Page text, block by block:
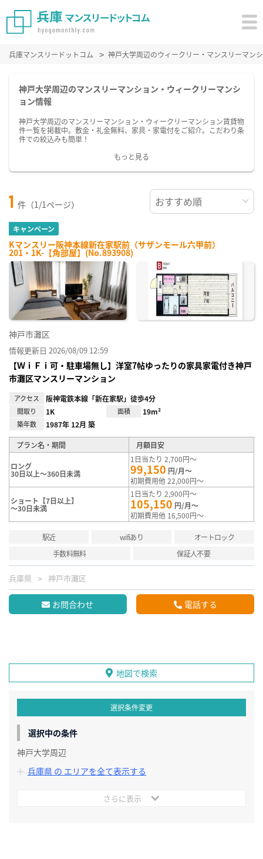
兵庫マンスリードットコム 神戸大学周辺のウィークリー・マンスリーマン
神戸大学周辺のマンスリーマンション・ウィークリーマンシ
ョン情報
神戸大学周辺のマンスリーマンション・ウィークリーマンション賃貸物
件一覧を掲載中。敷金・礼金無料、家具・家電付をご紹介。こだわり条
件での絞込みも簡単！
もっと見る
1 件（1/1ページ）
キャンペーン
Kマンスリー阪神本線新在家駅前（サザンモール六甲前）
201・1K-【角部屋】(No.893908)
神戸市灘区
情報更新日 2026/08/09 12:59
【ＷｉＦｉ可・駐車場無し】洋室7帖ゆったりの家具家電付き神戸
市灘区マンスリーマンション
アクセス 阪神電鉄本線「新在家駅」徒歩4分
間取り 1K 面積 19m²
築年数 1987年 12月 築
プラン名・期間 月額目安
ロング
30日以上～360日未満
1日当たり 2,700円～
99,150 円/月～
初期費用他 22,000円～
ショート【7日以上】
～30日未満
1日当たり 2,900円～
105,150 円/月～
初期費用他 16,500円～
駅近 wifiあり
オートロック
手数料無料
保証人不要
兵庫県 神戸市灘区
お問合わせ 電話する
地図で検索
選択条件変更
選択中の条件
神戸大学周辺
兵庫県 の エリアを全て表示する
さらに表示